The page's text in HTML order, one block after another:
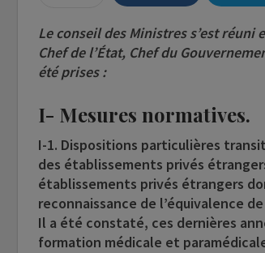
Le conseil des Ministres s’est
Chef de l’État, Chef du
été prises :
I- Mesures normatives.
I-1. Dispositions particulières
des établissements privés
établissements privés étrangers
reconnaissance de l’équivalence
Il a été constaté, ces dernières
formation médicale et